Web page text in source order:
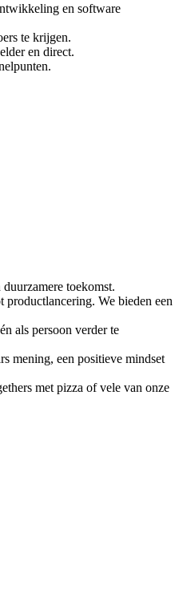
en software
te krijgen.
en direct.
toekomst.
We bieden een
als persoon verder te
mening, een positieve mindset
met pizza of vele van onze